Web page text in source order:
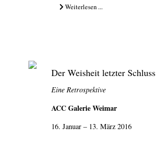
Weiterlesen ...
Der Weisheit letzter Schluss
Eine Retrospektive
ACC Galerie Weimar
16. Januar – 13. März 2016